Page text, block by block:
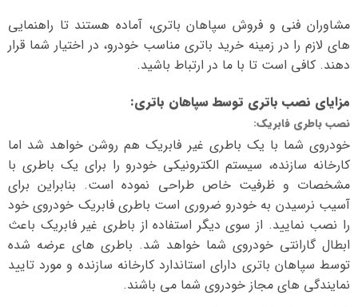
مشاوران فنی و فروش سپاهان باتری، آماده هستند تا راهنمایی
های لازم را در زمینه خرید باتری مناسب خودرو، در اختیار شما قرار
دهند. کافی است تا با ما در ارتباط باشید.
مزایای نصب باتری توسط سپاهان باتری:
نصب باطری فابریک:
خودروی شما با یک باطری غیر فابریک هم روشن خواهد شد اما
کارخانه سازنده، سیستم الکترونیکی خودرو را برای یک باطری با
مشخصات و ظرفیت خاص طراحی نموده است. بنابراین برای
آسیب نرسیدن به خودرو ضروری است باطری فابریک خودروی خود
را نصب نمایید. از سوی دیگر استفاده از باطری غیر فابریک باعث
ابطال گارانتی خودروی شما خواهد شد. باطری های عرضه شده
توسط سپاهان باتری دارای استاندارد کارخانه سازنده و مورد تایید
نمایندگی های مجاز خودروی شما می باشند.